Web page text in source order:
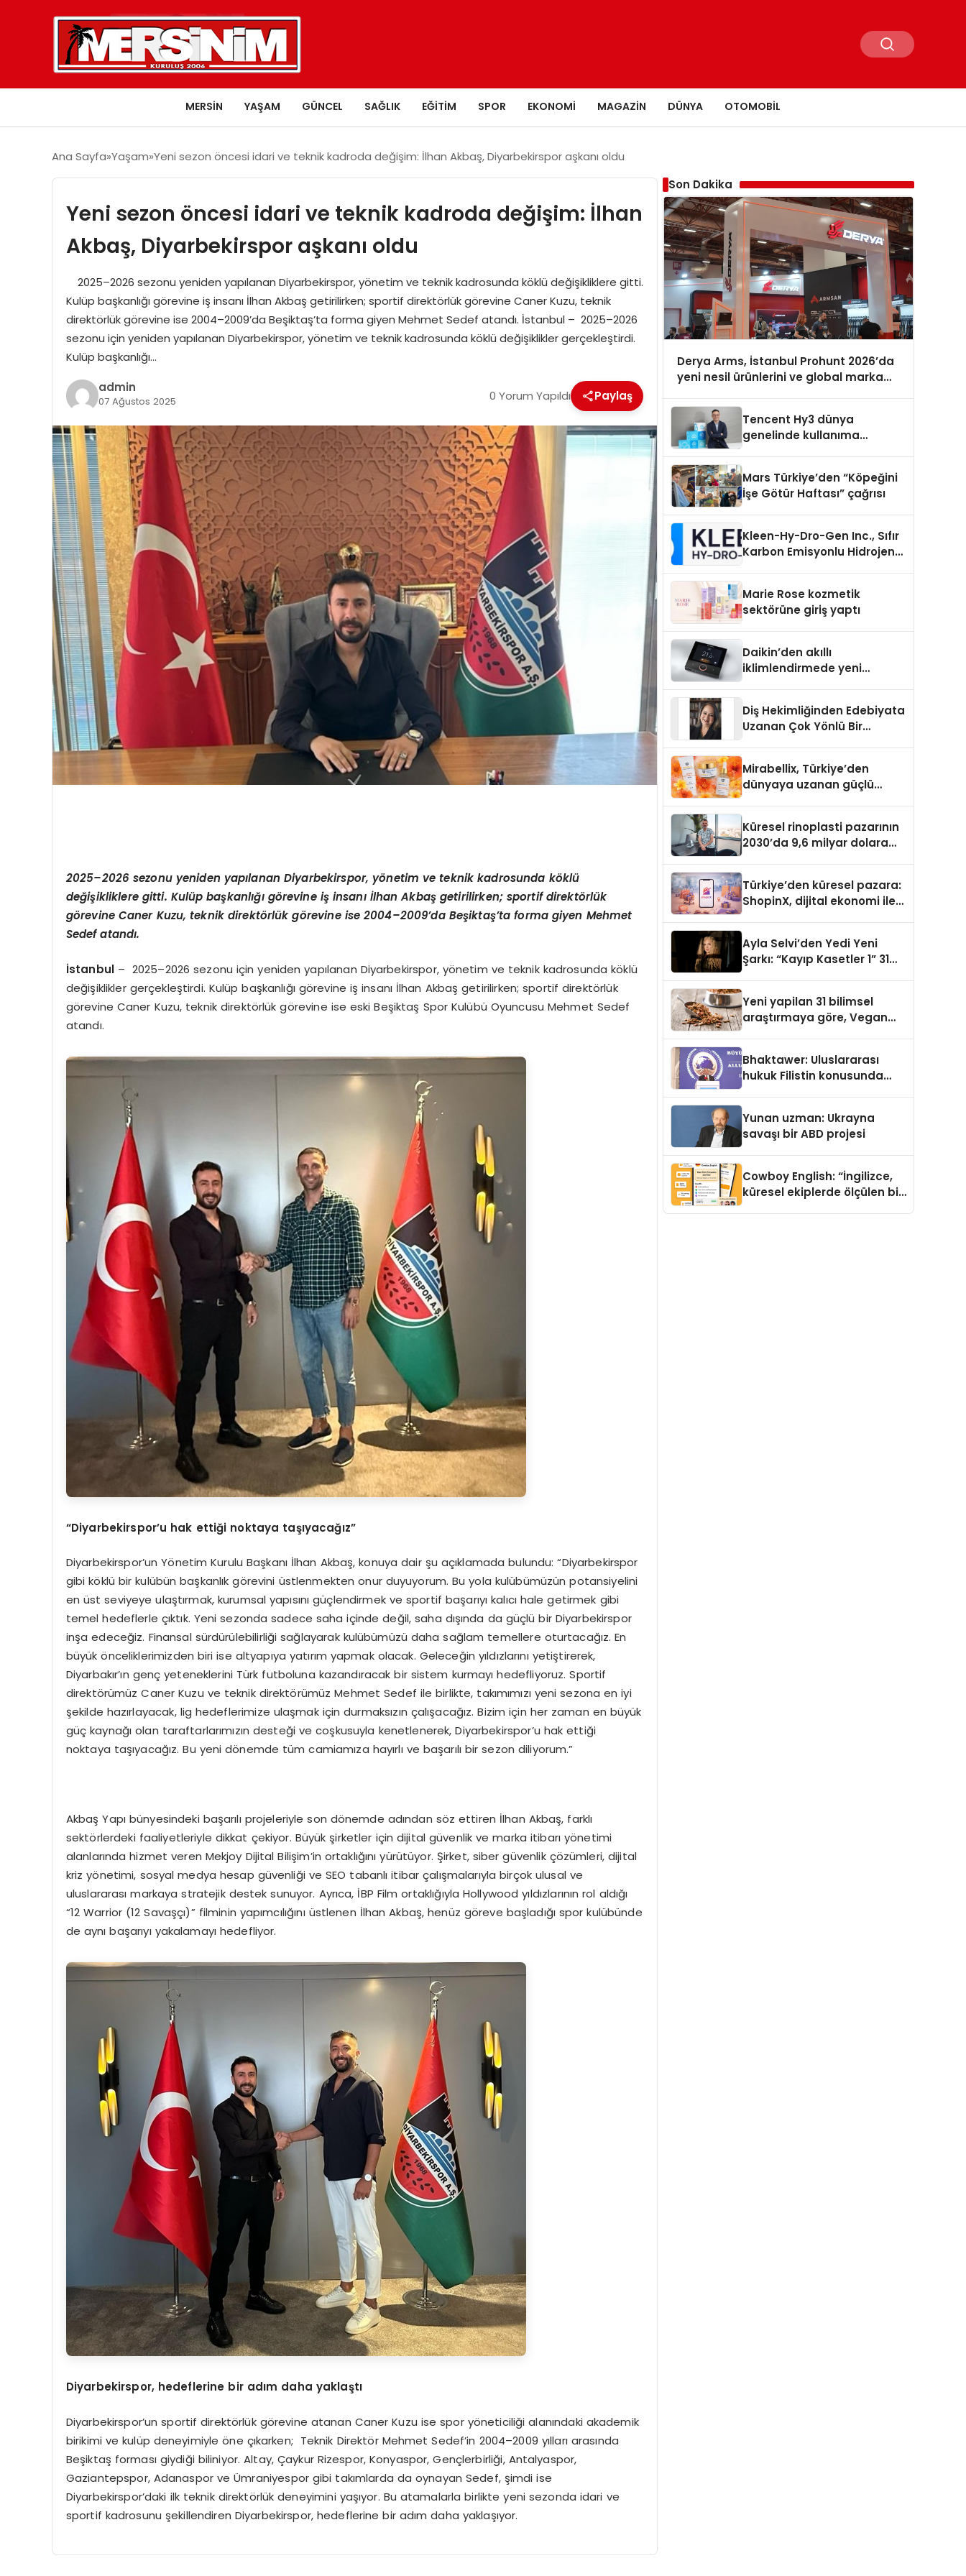
MERSIN YAŞAM GÜNCEL SAĞLIK EĞITIM SPOR EKONOMI MAGAZIN DÜNYA OTOMOBIL
Ana Sayfa Yaşam Yeni sezon öncesi idari ve teknik kadroda değişim: İlhan Akbaş, Diyarbekirspor aşkanı oldu
Yeni sezon öncesi idari ve teknik kadroda değişim: İlhan
Akbaş, Diyarbekirspor aşkanı oldu
2025–2026 sezonu yeniden yapılanan Diyarbekirspor, yönetim ve teknik kadrosunda köklü değişikliklere gitti.
Kulüp başkanlığı görevine iş insanı İlhan Akbaş getirilirken; sportif direktörlük görevine Caner Kuzu, teknik
direktörlük görevine ise 2004–2009’da Beşiktaş’ta forma giyen Mehmet Sedef atandı. İstanbul – 2025–2026
sezonu için yeniden yapılanan Diyarbekirspor, yönetim ve teknik kadrosunda köklü değişiklikler gerçekleştirdi.
Kulüp başkanlığı…
admin
07 Ağustos 2025 0 Yorum Yapıldı Paylaş
2025–2026 sezonu yeniden yapılanan Diyarbekirspor, yönetim ve teknik kadrosunda köklü
değişikliklere gitti. Kulüp başkanlığı görevine iş insanı İlhan Akbaş getirilirken; sportif direktörlük
görevine Caner Kuzu, teknik direktörlük görevine ise 2004–2009’da Beşiktaş’ta forma giyen Mehmet
Sedef atandı.
İstanbul – 2025–2026 sezonu için yeniden yapılanan Diyarbekirspor, yönetim ve teknik kadrosunda köklü
değişiklikler gerçekleştirdi. Kulüp başkanlığı görevine iş insanı İlhan Akbaş getirilirken; sportif direktörlük
görevine Caner Kuzu, teknik direktörlük görevine ise eski Beşiktaş Spor Kulübü Oyuncusu Mehmet Sedef
atandı.
“Diyarbekirspor’u hak ettiği noktaya taşıyacağız”
Diyarbekirspor’un Yönetim Kurulu Başkanı İlhan Akbaş, konuya dair şu açıklamada bulundu: “Diyarbekirspor
gibi köklü bir kulübün başkanlık görevini üstlenmekten onur duyuyorum. Bu yola kulübümüzün potansiyelini
en üst seviyeye ulaştırmak, kurumsal yapısını güçlendirmek ve sportif başarıyı kalıcı hale getirmek gibi
temel hedeflerle çıktık. Yeni sezonda sadece saha içinde değil, saha dışında da güçlü bir Diyarbekirspor
inşa edeceğiz. Finansal sürdürülebilirliği sağlayarak kulübümüzü daha sağlam temellere oturtacağız. En
büyük önceliklerimizden biri ise altyapıya yatırım yapmak olacak. Geleceğin yıldızlarını yetiştirerek,
Diyarbakır’ın genç yeteneklerini Türk futboluna kazandıracak bir sistem kurmayı hedefliyoruz. Sportif
direktörümüz Caner Kuzu ve teknik direktörümüz Mehmet Sedef ile birlikte, takımımızı yeni sezona en iyi
şekilde hazırlayacak, lig hedeflerimize ulaşmak için durmaksızın çalışacağız. Bizim için her zaman en büyük
güç kaynağı olan taraftarlarımızın desteği ve coşkusuyla kenetlenerek, Diyarbekirspor’u hak ettiği
noktaya taşıyacağız. Bu yeni dönemde tüm camiamıza hayırlı ve başarılı bir sezon diliyorum.”
Akbaş Yapı bünyesindeki başarılı projeleriyle son dönemde adından söz ettiren İlhan Akbaş, farklı
sektörlerdeki faaliyetleriyle dikkat çekiyor. Büyük şirketler için dijital güvenlik ve marka itibarı yönetimi
alanlarında hizmet veren Mekjoy Dijital Bilişim’in ortaklığını yürütüyor. Şirket, siber güvenlik çözümleri, dijital
kriz yönetimi, sosyal medya hesap güvenliği ve SEO tabanlı itibar çalışmalarıyla birçok ulusal ve
uluslararası markaya stratejik destek sunuyor. Ayrıca, İBP Film ortaklığıyla Hollywood yıldızlarının rol aldığı
“12 Warrior (12 Savaşçı)” filminin yapımcılığını üstlenen İlhan Akbaş, henüz göreve başladığı spor kulübünde
de aynı başarıyı yakalamayı hedefliyor.
Diyarbekirspor, hedeflerine bir adım daha yaklaştı
Diyarbekirspor’un sportif direktörlük görevine atanan Caner Kuzu ise spor yöneticiliği alanındaki akademik
birikimi ve kulüp deneyimiyle öne çıkarken; Teknik Direktör Mehmet Sedef’in 2004–2009 yılları arasında
Beşiktaş forması giydiği biliniyor. Altay, Çaykur Rizespor, Konyaspor, Gençlerbirliği, Antalyaspor,
Gaziantepspor, Adanaspor ve Ümraniyespor gibi takımlarda da oynayan Sedef, şimdi ise
Diyarbekirspor’daki ilk teknik direktörlük deneyimini yaşıyor. Bu atamalarla birlikte yeni sezonda idari ve
sportif kadrosunu şekillendiren Diyarbekirspor, hedeflerine bir adım daha yaklaşıyor.
Son Dakika
Derya Arms, İstanbul Prohunt 2026’da
yeni nesil ürünlerini ve global marka
Tencent Hy3 dünya
genelinde kullanıma
Mars Türkiye’den “Köpeğini
İşe Götür Haftası” çağrısı
Kleen-Hy-Dro-Gen Inc., Sıfır
Karbon Emisyonlu Hidrojen
Aldı
Marie Rose kozmetik
sektörüne giriş yaptı
Daikin’den akıllı
iklimlendirmede yeni
Diş Hekimliğinden Edebiyata
Uzanan Çok Yönlü Bir
Mirabellix, Türkiye’den
dünyaya uzanan güçlü
Küresel rinoplasti pazarının
2030’da 9,6 milyar dolara
Türkiye’den küresel pazara:
ShopinX, dijital ekonomi ile
Ayla Selvi’den Yedi Yeni
Şarkı: “Kayıp Kasetler 1” 31
Yeni yapilan 31 bilimsel
araştırmaya göre, Vegan
Sindirildiğini Ortaya Koydu
Bhaktawer: Uluslararası
hukuk Filistin konusunda
Yunan uzman: Ukrayna
savaşı bir ABD projesi
Cowboy English: “İngilizce,
küresel ekiplerde ölçülen bir